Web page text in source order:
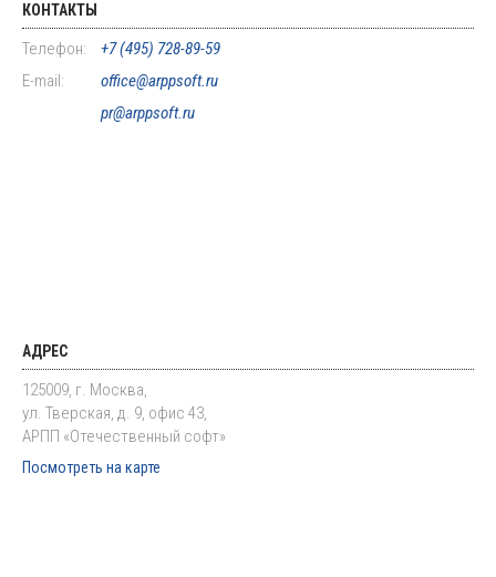
КОНТАКТЫ
Телефон:
+7 (495) 728-89-59
E-mail:
office@arppsoft.ru
pr@arppsoft.ru
АДРЕС
125009, г. Москва,
ул. Тверская, д. 9, офис 43,
АРПП «Отечественный софт»
Посмотреть на карте